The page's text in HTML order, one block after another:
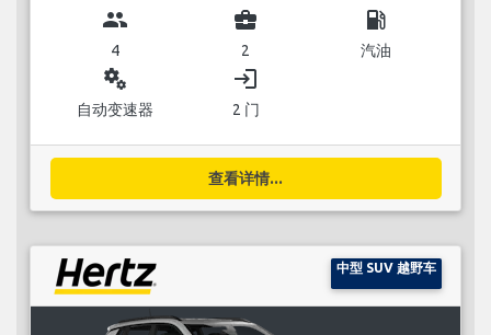
group
4
business_center
2
local_gas_station
汽油
miscellaneous_services
自动变速器
login
2 门
查看详情...
中型 SUV 越野车